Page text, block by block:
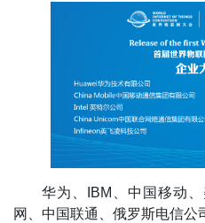
华为、IBM、中国移动
网、中国联通、俄罗斯电信